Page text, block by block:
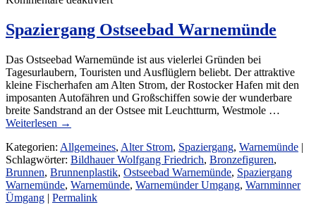
Ostseebad
Warnemünde
Spaziergang Ostseebad Warnemünde
Das Ostseebad Warnemünde ist aus vielerlei Gründen bei
Tagesurlaubern, Touristen und Ausflüglern beliebt. Der attraktive
kleine Fischerhafen am Alten Strom, der Rostocker Hafen mit den
imposanten Autofähren und Großschiffen sowie der wunderbare
breite Sandstrand an der Ostsee mit Leuchtturm, Westmole …
Weiterlesen →
Kategorien: Allgemeines, Alter Strom, Spaziergang, Warnemünde |
Schlagwörter: Bildhauer Wolfgang Friedrich, Bronzefiguren,
Brunnen, Brunnenplastik, Ostseebad Warnemünde, Spaziergang
Warnemünde, Warnemünde, Warnemünder Umgang, Warnminner
Ümgang | Permalink